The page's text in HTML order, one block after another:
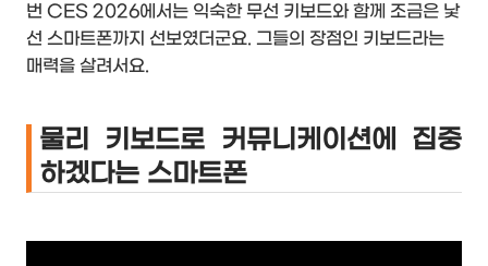
번 CES 2026에서는 익숙한 무선 키보드와 함께 조금은 낯
선 스마트폰까지 선보였더군요. 그들의 장점인 키보드라는
매력을 살려서요.
물리 키보드로 커뮤니케이션에 집중
하겠다는 스마트폰